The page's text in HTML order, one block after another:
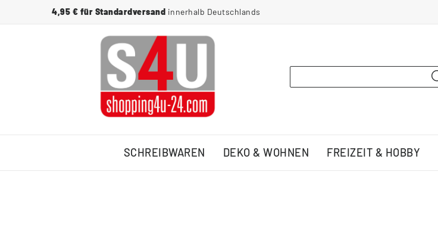
4,95 € für Standardversand innerhalb Deutschlands
SCHREIBWAREN DEKO & WOHNEN FREIZEIT & HOBBY